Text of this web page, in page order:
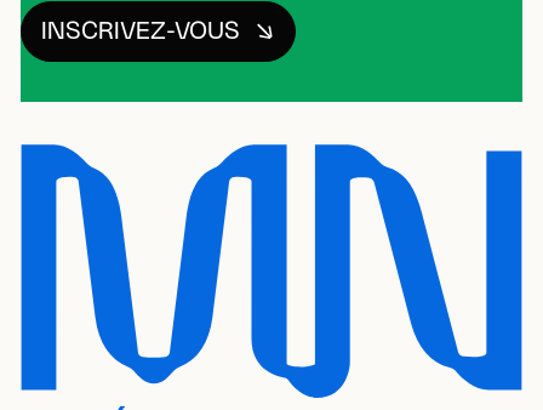
INSCRIVEZ-VOUS